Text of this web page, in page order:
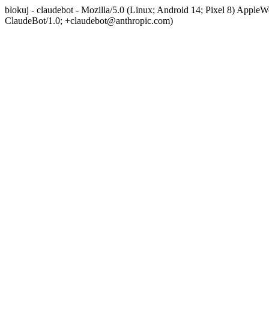
blokuj - claudebot - Mozilla/5.0 (Linux; Android 14; Pixel 8)
ClaudeBot/1.0; +claudebot@anthropic.com)